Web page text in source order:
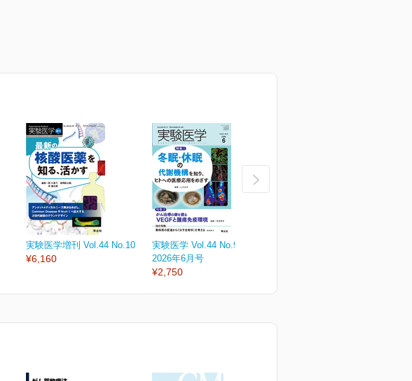
実験医学増刊 Vol.44 No.10
¥6,160
実験医学 Vol.44 No.9
2026年6月号
¥2,750